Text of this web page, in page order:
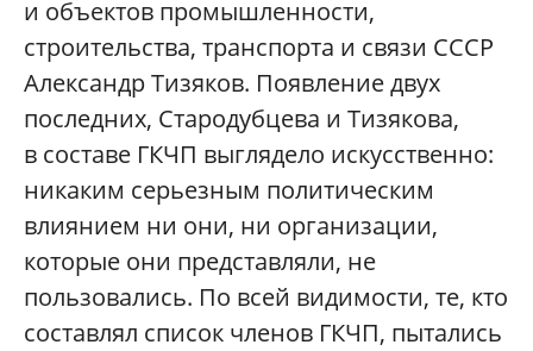
и объектов промышленности,
строительства, транспорта и связи СССР
Александр Тизяков. Появление двух
последних, Стародубцева и Тизякова,
в составе ГКЧП выглядело искусственно:
никаким серьезным политическим
влиянием ни они, ни организации,
которые они представляли, не
пользовались. По всей видимости, те, кто
составлял список членов ГКЧП, пытались